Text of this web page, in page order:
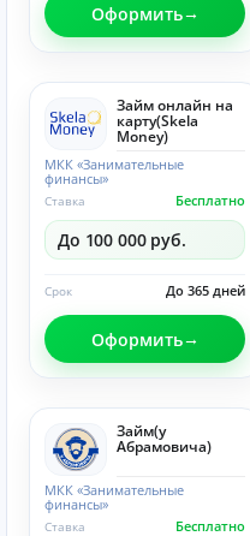
Оформить
Займ онлайн на
карту(Skela
Money)
МКК «Занимательные
финансы»
Бесплатно
Ставка
До 100 000 руб.
До 365 дней
Срок
Оформить
Займ(у
Абрамовича)
МКК «Занимательные
финансы»
Бесплатно
Ставка